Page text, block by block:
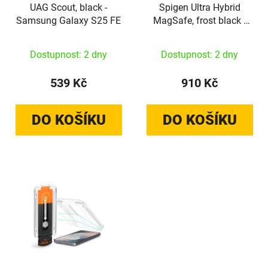
UAG Scout, black -
Samsung Galaxy S25 FE
Dostupnost: 2 dny
539 Kč
DO KOŠÍKU
Spigen Ultra Hybrid
MagSafe, frost black -
Dostupnost: 2 dny
910 Kč
DO KOŠÍKU